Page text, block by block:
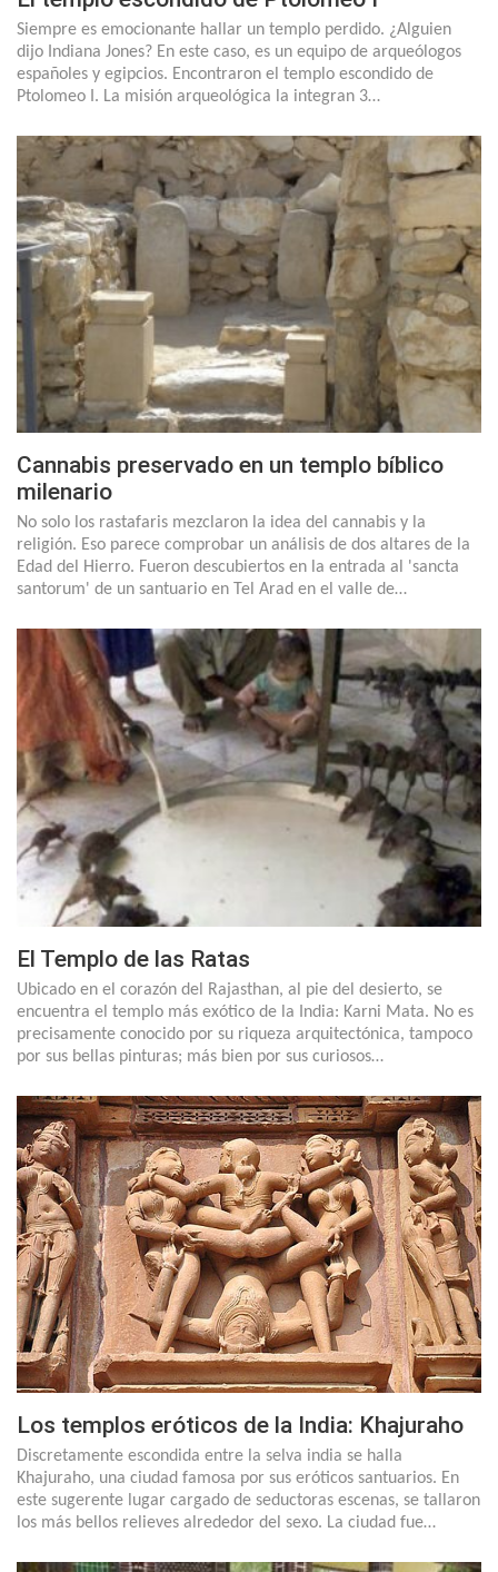
Siempre es emocionante hallar un templo perdido. ¿Alguien
dijo Indiana Jones? En este caso, es un equipo de arqueólogos
españoles y egipcios. Encontraron el templo escondido de
Ptolomeo I. La misión arqueológica la integran 3…
Cannabis preservado en un templo bíblico
milenario
No solo los rastafaris mezclaron la idea del cannabis y la
religión. Eso parece comprobar un análisis de dos altares de la
Edad del Hierro. Fueron descubiertos en la entrada al 'sancta
santorum' de un santuario en Tel Arad en el valle de…
El Templo de las Ratas
Ubicado en el corazón del Rajasthan, al pie del desierto, se
encuentra el templo más exótico de la India: Karni Mata. No es
precisamente conocido por su riqueza arquitectónica, tampoco
por sus bellas pinturas; más bien por sus curiosos…
Los templos eróticos de la India: Khajuraho
Discretamente escondida entre la selva india se halla
Khajuraho, una ciudad famosa por sus eróticos santuarios. En
este sugerente lugar cargado de seductoras escenas, se tallaron
los más bellos relieves alrededor del sexo. La ciudad fue…